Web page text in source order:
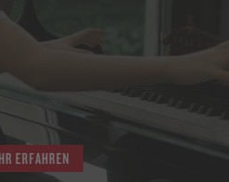
ERFAHREN